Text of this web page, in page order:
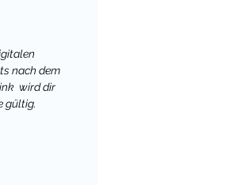
nach dem
wird dir
gültig.